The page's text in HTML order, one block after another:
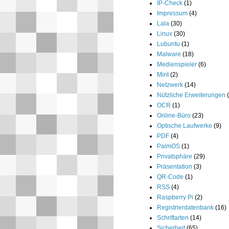
IP-Check (1)
Impressum (4)
Lala (30)
Linux (30)
Lubuntu (1)
Malware (18)
Medienspieler (6)
Mint (2)
Netzwerk (14)
Nützliche Erweiterungen
OCR (1)
Online-Büro (23)
Optische Laufwerke (9)
PDF (4)
PalmOS (1)
Privatsphäre (29)
Präsentation (3)
QR-Code (1)
RSS (4)
Raspberry Pi (2)
Registrierdatenbank (16)
Schriftarten (14)